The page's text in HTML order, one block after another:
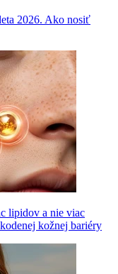
2026. Ako nosiť
lipidov a nie viac
kožnej bariéry